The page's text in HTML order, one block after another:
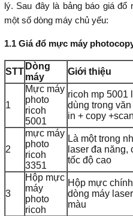
lý. Sau đây là bảng báo giá
một số dòng máy chủ yếu:​
1.1 Giá đổ mực máy
STT
Dòng
máy
Giới thiệu
1
Mực máy
photo
ricoh
5001
ricoh mp 5001
dùng trong
in + copy +scan
2
mực máy
photo
ricoh
3351
Là một trong
laser đa năng,
tốc độ cao
3
Hộp mực
máy
photo
ricoh
Hộp mực
dòng máy
màu